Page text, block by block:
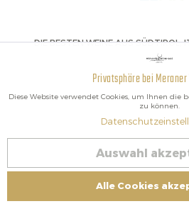
DIE BESTEN WEINE AUS SÜDTIROL,
Vertrag
| MwSt-Nr.
Tracking
Privatsphäre bei
Diese Website verwendet Cookies, um Ihnen die
zu können.
Auswahl
Alle Cookies